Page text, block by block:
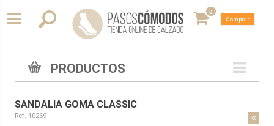
0
Comprar
PRODUCTOS
SANDALIA GOMA CLASSIC
Ref. 10269